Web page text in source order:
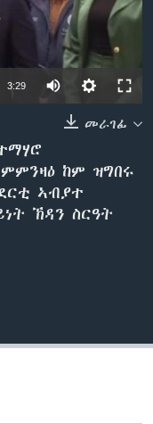
3:29
መራገፊ
ከም ዝግበሩ
ኣብያተ
ኽዳን ስርዓት